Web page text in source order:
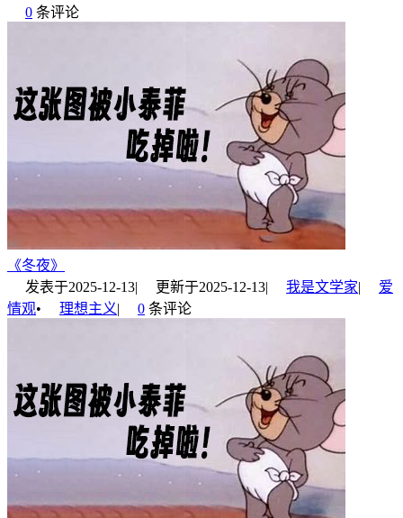
0 条评论
《冬夜》
发表于2025-12-13| 更新于2025-12-13| 我是文学家|
爱
情观• 理想主义| 0 条评论